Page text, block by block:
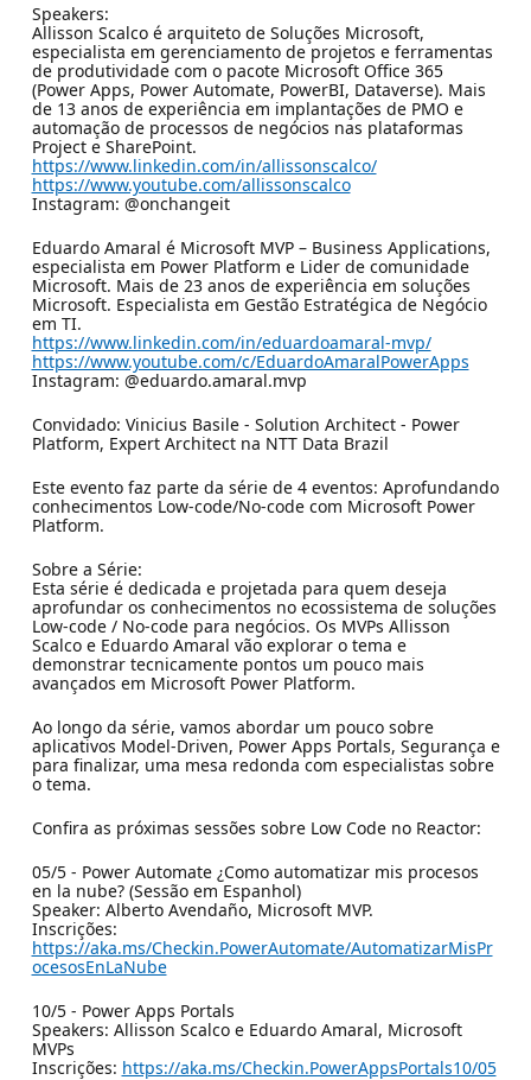
Speakers:
Allisson Scalco é arquiteto de Soluções Microsoft,
especialista em gerenciamento de projetos e ferramentas
de produtividade com o pacote Microsoft Office 365
(Power Apps, Power Automate, PowerBI, Dataverse). Mais
de 13 anos de experiência em implantações de PMO e
automação de processos de negócios nas plataformas
Project e SharePoint.
https://www.linkedin.com/in/allissonscalco/
https://www.youtube.com/allissonscalco
Instagram: @onchangeit
Eduardo Amaral é Microsoft MVP – Business Applications,
especialista em Power Platform e Lider de comunidade
Microsoft. Mais de 23 anos de experiência em soluções
Microsoft. Especialista em Gestão Estratégica de Negócio
em TI.
https://www.linkedin.com/in/eduardoamaral-mvp/
https://www.youtube.com/c/EduardoAmaralPowerApps
Instagram: @eduardo.amaral.mvp
Convidado: Vinicius Basile - Solution Architect - Power
Platform, Expert Architect na NTT Data Brazil
Este evento faz parte da série de 4 eventos: Aprofundando
conhecimentos Low-code/No-code com Microsoft Power
Platform.
Sobre a Série:
Esta série é dedicada e projetada para quem deseja
aprofundar os conhecimentos no ecossistema de soluções
Low-code / No-code para negócios. Os MVPs Allisson
Scalco e Eduardo Amaral vão explorar o tema e
demonstrar tecnicamente pontos um pouco mais
avançados em Microsoft Power Platform.
Ao longo da série, vamos abordar um pouco sobre
aplicativos Model-Driven, Power Apps Portals, Segurança e
para finalizar, uma mesa redonda com especialistas sobre
o tema.
Confira as próximas sessões sobre Low Code no Reactor:
05/5 - Power Automate ¿Como automatizar mis procesos
en la nube? (Sessão em Espanhol)
Speaker: Alberto Avendaño, Microsoft MVP.
Inscrições:
https://aka.ms/Checkin.PowerAutomate/AutomatizarMisPr
ocesosEnLaNube
10/5 - Power Apps Portals
Speakers: Allisson Scalco e Eduardo Amaral, Microsoft
MVPs
Inscrições: https://aka.ms/Checkin.PowerAppsPortals10/05